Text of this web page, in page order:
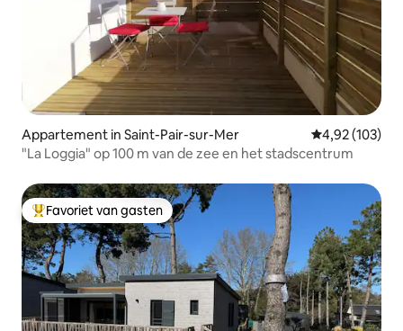
Appartement in Saint-Pair-sur-Mer Gemiddelde
4,92 (103)
"La Loggia" op 100 m van de zee en het stadscentrum
Topfavoriet van gasten
Favoriet van gasten